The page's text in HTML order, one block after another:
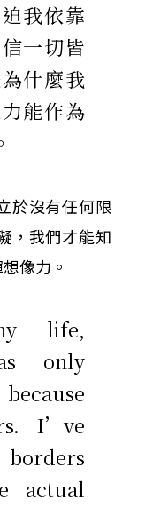
我依靠
一切皆
什麼我
能作為
於沒有任何限
，我們才能知
像力。
life,
only
I’ve
actual